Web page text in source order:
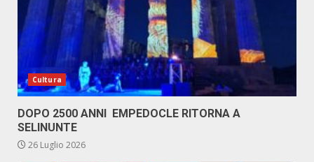
Cultura
DOPO 2500 ANNI EMPEDOCLE RITORNA A
SELINUNTE
26 Luglio 2026